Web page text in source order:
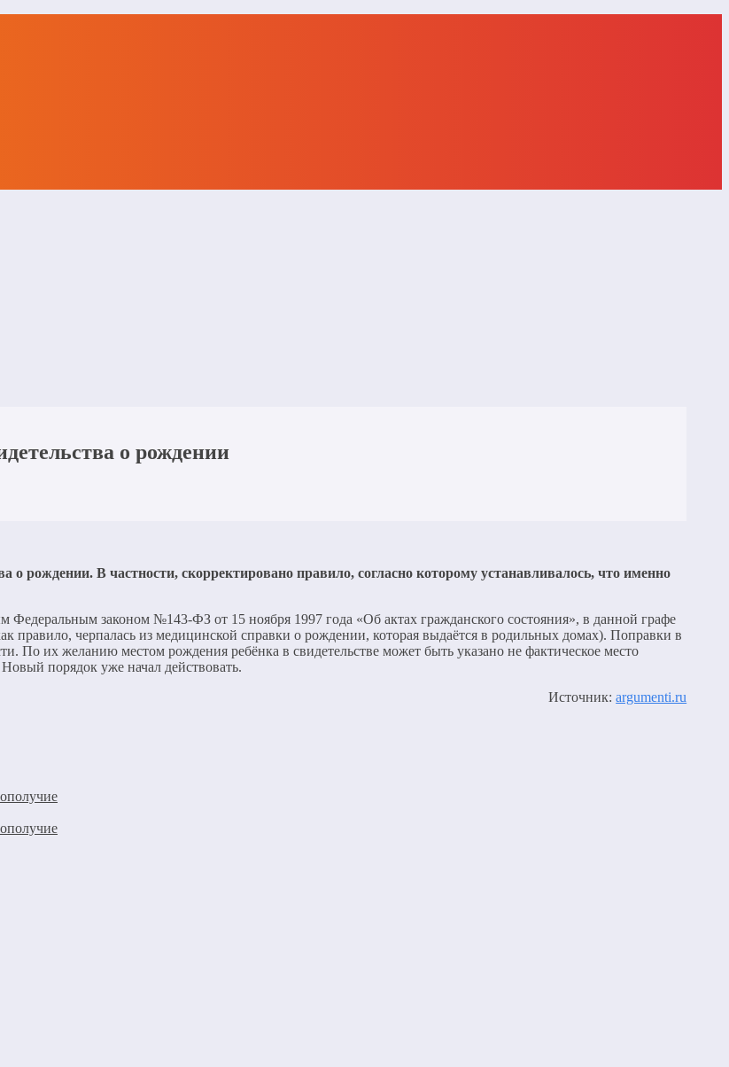
о рождении
рождении. В частности, скорректировано правило, согласно которому устанавливалось, что именно
законом №143-ФЗ от 15 ноября 1997 года «Об актах гражданского состояния», в данной графе
правило, черпалась из медицинской справки о рождении, которая выдаётся в родильных домах). Поправки в
По их желанию местом рождения ребёнка в свидетельстве может быть указано не фактическое место
порядок уже начал действовать.
Источник:argumenti.ru